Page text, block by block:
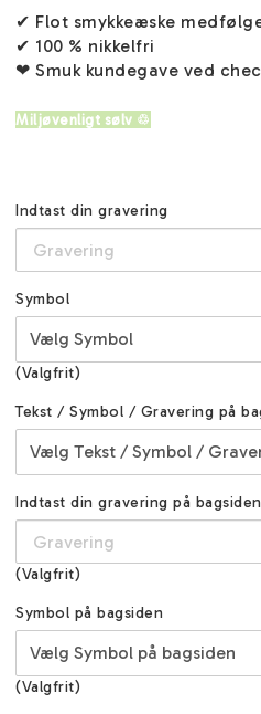
✔ Flot smykkeæske
✔ 100 % nikkelfri
❤ Smuk kundegave ved
Miljøvenligt sølv ♲
Indtast din gravering
Symbol
(Valgfrit)
Tekst / Symbol / Gravering på
Indtast din gravering på
(Valgfrit)
Symbol på bagsiden
(Valgfrit)